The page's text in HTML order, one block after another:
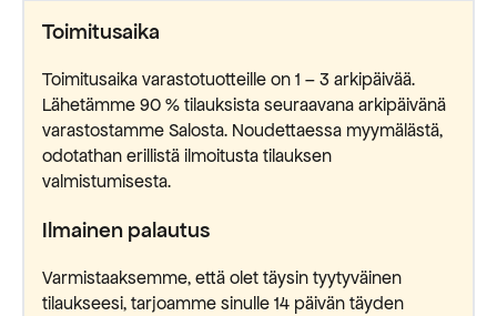
Toimitusaika
Toimitusaika varastotuotteille on 1 – 3 arkipäivää.
Lähetämme 90 % tilauksista seuraavana arkipäivänä
varastostamme Salosta. Noudettaessa myymälästä,
odotathan erillistä ilmoitusta tilauksen
valmistumisesta.
Ilmainen palautus
Varmistaaksemme, että olet täysin tyytyväinen
tilaukseesi, tarjoamme sinulle 14 päivän täyden